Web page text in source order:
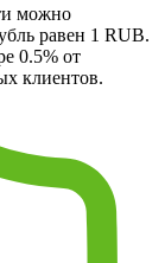
можно
равен 1 RUB.
0.5% от
клиентов.